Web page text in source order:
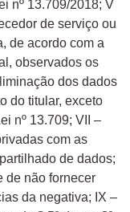
nº 13.709/2018; V
de serviço ou
de acordo com a
observados os
dos dados
do titular, exceto
nº 13.709; VII –
com as
de dados;
de não fornecer
da negativa; IX –